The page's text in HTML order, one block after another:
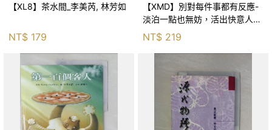
【XL8】茶水間_李美芮, 林芳如
NT$ 179
【XMD】別對每件事都有反應-
淡泊一點也無妨，活出快意人生
的99個禪練習！_枡野俊明, 黃
薇嬪
NT$ 219